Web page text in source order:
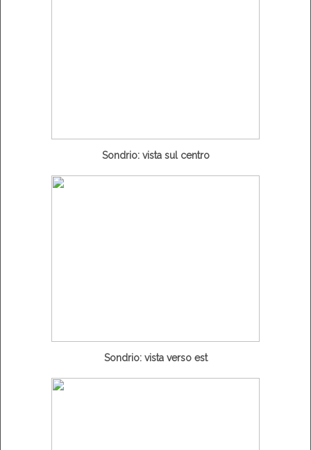
Sondrio: vista sul centro
Sondrio: vista verso est